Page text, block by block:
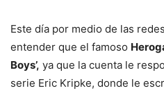
Este día por medio de las
entender que el famoso
Boys’, ya que la cuenta le
serie Eric Kripke, donde le